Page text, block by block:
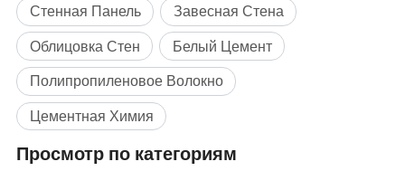
Стенная Панель
Завесная Стена
Облицовка Стен
Белый Цемент
Полипропиленовое Волокно
Цементная Химия
Просмотр по категориям